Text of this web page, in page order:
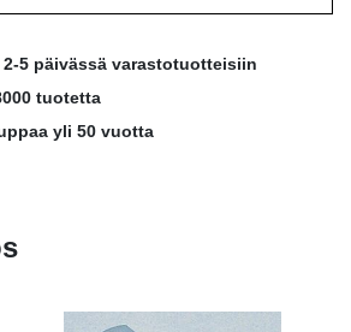
5 päivässä varastotuotteisiin
tuotetta
yli 50 vuotta